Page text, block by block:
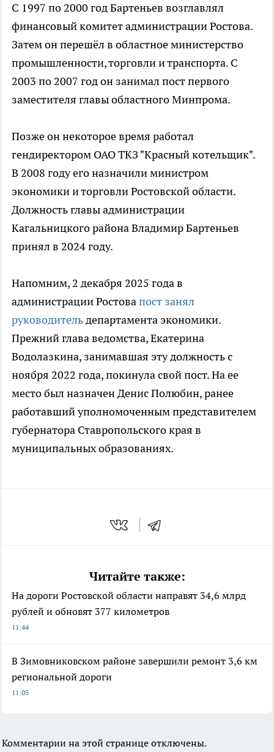
С 1997 по 2000 год Бартеньев возглавлял
финансовый комитет администрации Ростова.
Затем он перешёл в областное министерство
промышленности, торговли и транспорта. С
2003 по 2007 год он занимал пост первого
заместителя главы областного Минпрома.
Позже он некоторое время работал
гендиректором ОАО ТКЗ "Красный котельщик".
В 2008 году его назначили министром
экономики и торговли Ростовской области.
Должность главы администрации
Кагальницкого района Владимир Бартеньев
принял в 2024 году.
Напомним, 2 декабря 2025 года в
администрации Ростовапост занял
руководительдепартамента экономики.
Прежний глава ведомства, Екатерина
Водолазкина, занимавшая эту должность с
ноября 2022 года, покинула свой пост. На ее
место был назначен Денис Полюбин, ранее
работавший уполномоченным представителем
губернатора Ставропольского края в
муниципальных образованиях.
Читайте также:
На дороги Ростовской области направят 34,6 млрд
рублей и обновят 377 километров
11:44
В Зимовниковском районе завершили ремонт 3,6 км
региональной дороги
11:05
Комментарии на этой странице отключены.